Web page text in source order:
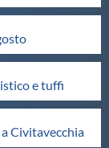
e tuffi
Civitavecchia